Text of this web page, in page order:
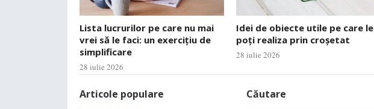
Lista lucrurilor pe care nu mai
vrei să le faci: un exercițiu de
simplificare
28 iulie 2026
Idei de obiecte utile pe care le
poți realiza prin croșetat
28 iulie 2026
Articole populare Căutare